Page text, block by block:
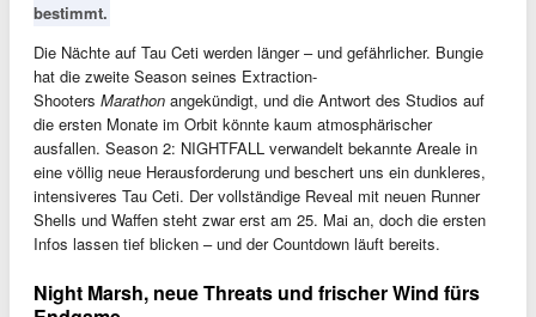
bestimmt.
Die Nächte auf Tau Ceti werden länger – und gefährlicher. Bungie
hat die zweite Season seines Extraction-
Shooters Marathon angekündigt, und die Antwort des Studios auf
die ersten Monate im Orbit könnte kaum atmosphärischer
ausfallen. Season 2: NIGHTFALL verwandelt bekannte Areale in
eine völlig neue Herausforderung und beschert uns ein dunkleres,
intensiveres Tau Ceti. Der vollständige Reveal mit neuen Runner
Shells und Waffen steht zwar erst am 25. Mai an, doch die ersten
Infos lassen tief blicken – und der Countdown läuft bereits.
Night Marsh, neue Threats und frischer Wind fürs